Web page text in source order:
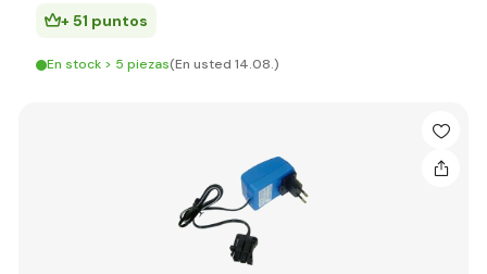
+ 51 puntos
En stock > 5 piezas(En usted 14.08.)